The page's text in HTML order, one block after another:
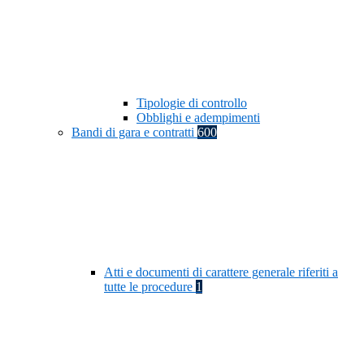
Tipologie di controllo
Obblighi e adempimenti
Bandi di gara e contratti 600
Atti e documenti di carattere generale riferiti a
tutte le procedure 1